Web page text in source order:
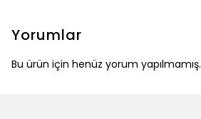
Yorumlar
Bu ürün için henüz yorum yapılmamış.